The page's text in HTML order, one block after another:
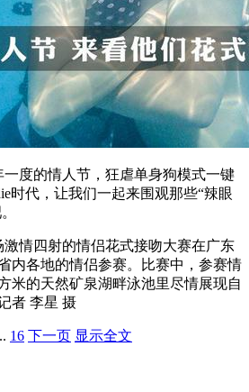
度的情人节，狂虐单身狗模式一键
时代，让我们一起来围观那些“辣眼
情四射的情侣花式接吻大赛在广东
内各地的情侣参赛。比赛中，参赛情
米的天然矿泉湖畔泳池里尽情展现自
者 李星 摄
16 下一页 显示全文